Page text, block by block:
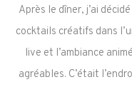
Après le dîner, j’ai
cocktails créatifs dans
live et l’ambiance
agréables. C’était